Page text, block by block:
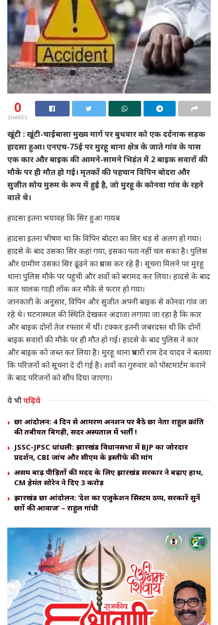
0
SHARES
खूंटी : खूंटी-चाईबासा मुख्य मार्ग पर बुधवार को एक दर्दनाक सड़क
हादसा हुआ। एनएच-75ई पर मुरहू थाना क्षेत्र के जाते गांव के पास
एक कार और बाइक की आमने-सामने भिड़ंत में 2 बाइक सवारों की
मौके पर ही मौत हो गई। मृतकों की पहचान विपिन बोदरा और
सुजीत सोय मुरुम के रूप में हुई है, जो मुरहू के कोनवा गांव के रहने
वाले थे।
हादसा इतना भयावह कि सिर हुआ गायब
हादसा इतना भीषण था कि विपिन बोदरा का सिर धड़ से अलग हो गया।
हादसे के बाद उसका सिर कहां गया, इसका पता नहीं चल सका है। पुलिस
और ग्रामीण उसका सिर ढूंढने का प्रयास कर रहे हैं। सूचना मिलने पर मुरहू
थाना पुलिस मौके पर पहुंची और शवों को बरामद कर लिया। हादसे के बाद
कार चालक गाड़ी लॉक कर मौके से फरार हो गया।
जानकारी के अनुसार, विपिन और सुजीत अपनी बाइक से कोनवा गांव जा
रहे थे। घटनास्थल की स्थिति देखकर अंदाजा लगाया जा रहा है कि कार
और बाइक दोनों तेज रफ्तार में थीं। टक्कर इतनी जबरदस्त थी कि दोनों
बाइक सवारों की मौके पर ही मौत हो गई। हादसे के बाद पुलिस ने कार
और बाइक को जब्त कर लिया है। मुरहू थाना प्रभारी राम देव यादव ने बताया
कि परिजनों को सूचना दे दी गई है। शवों का गुरुवार को पोस्टमार्टम कराने
के बाद परिजनों को सौंप दिया जाएगा।
ये भीपढ़िये
छात्र आंदोलन: 4 दिन से आमरण अनशन पर बैठे छात्र नेता राहुल क्रांति
की तबीयत बिगड़ी, सदर अस्पताल में भर्ती !
JSSC-JPSC धांधली: झारखंड विधानसभा में BJP का जोरदार
प्रदर्शन, CBI जांच और सीएम के इस्तीफे की मांग
असम बाढ़ पीड़ितों की मदद के लिए झारखंड सरकार ने बढ़ाए हाथ,
CM हेमंत सोरेन ने दिए ₹3 करोड़
झारखंड छात्र आंदोलन: ‘देश का एजुकेशन सिस्टम ठप्प, सरकारें सुनें
छात्रों की आवाज’ – राहुल गांधी